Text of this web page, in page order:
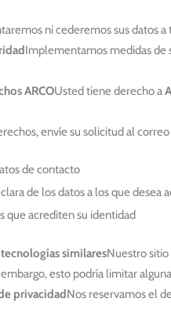
ni cederemos sus datos
Implementamos medidas de
ARCOUsted tiene derecho a
envíe su solicitud al
de contacto
de los datos a los que desea
que acrediten su identidad
similaresNuestro
esto podría limitar
privacidadNos reservamos el